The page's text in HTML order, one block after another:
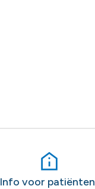
Info voor patiënten